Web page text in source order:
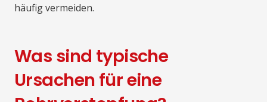
häufig vermeiden.
Was sind typische
Ursachen für eine